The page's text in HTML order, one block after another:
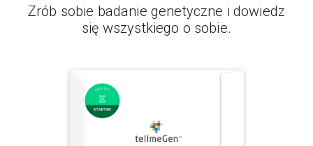
Zrób sobie badanie genetyczne i dowiedz
się wszystkiego o sobie.